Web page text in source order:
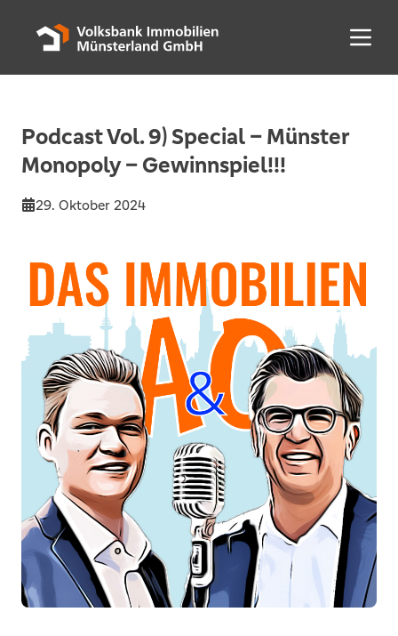
Menü
Podcast Vol. 9) Special – Münster
Monopoly – Gewinnspiel!!!
29. Oktober 2024